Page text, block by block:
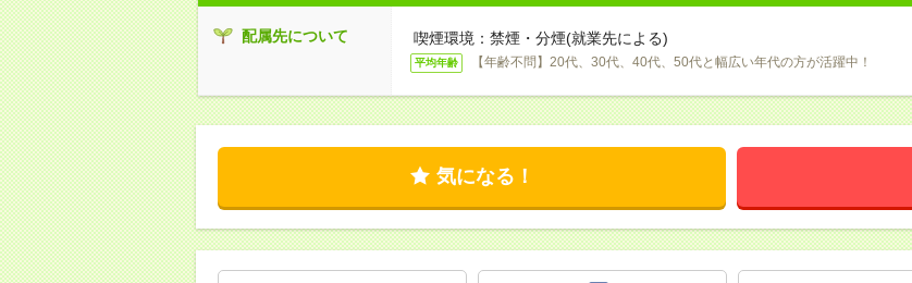
配属先について 喫煙環境：禁煙・分煙(就業先による)
平均年齢 【年齢不問】20代、30代、40代、50代と幅広い年代の方が活躍中！
気になる！